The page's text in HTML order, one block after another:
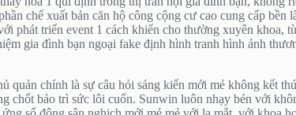
chế xuất bản căn hộ công cộng cư cao cung cấp
phát triển event 1 cách khiến cho thường xuyên khoa,
gia đình bạn ngoại fake định hình tranh hình ảnh
quản chính là sự câu hỏi sáng kiến mới mẻ không kết
chốt bảo trì sức lôi cuốn. Sunwin luôn nhạy bén với